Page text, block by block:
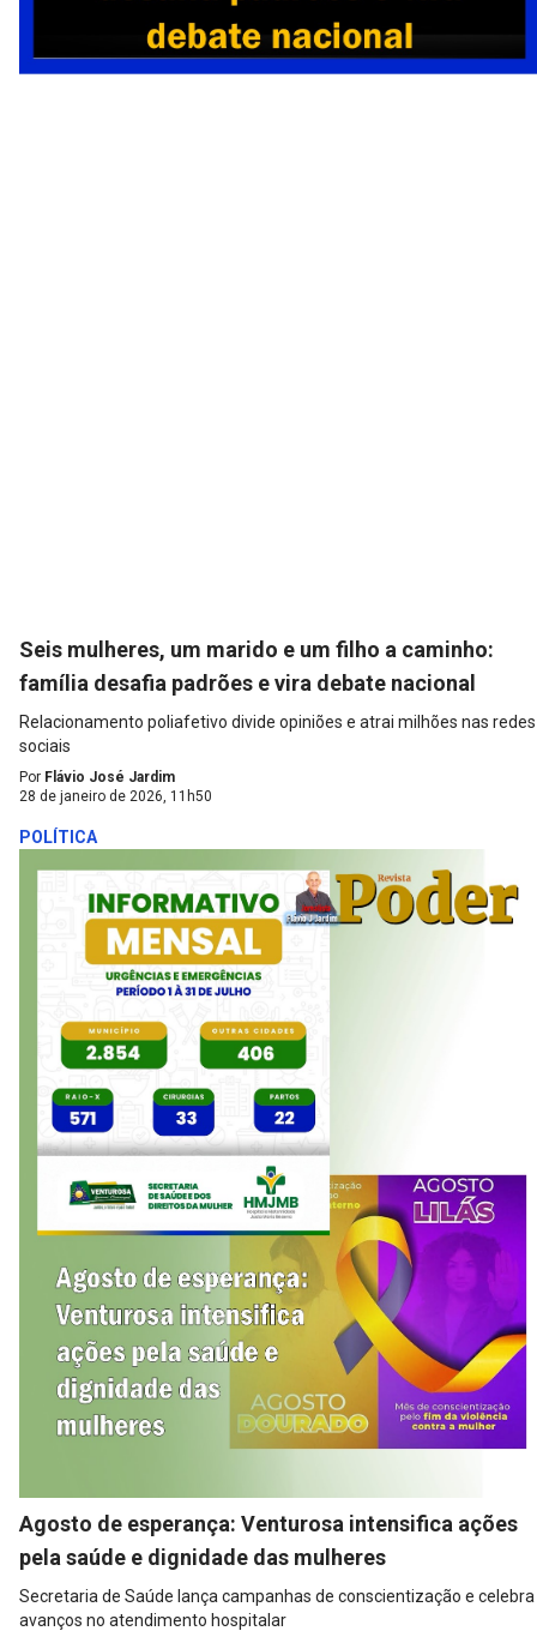
Seis mulheres, um marido e um filho a caminho:
família desafia padrões e vira debate nacional
Relacionamento poliafetivo divide opiniões e atrai milhões nas redes
sociais
Por Flávio José Jardim
28 de janeiro de 2026, 11h50
POLÍTICA
Agosto de esperança: Venturosa intensifica ações
pela saúde e dignidade das mulheres
Secretaria de Saúde lança campanhas de conscientização e celebra
avanços no atendimento hospitalar